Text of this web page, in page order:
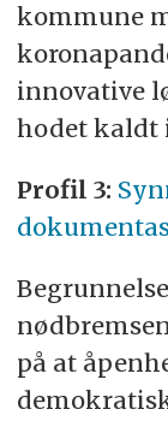
kommune
innovative
hodet kaldt
Profil 3:
på at